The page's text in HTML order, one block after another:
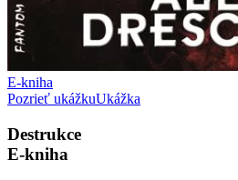
E-kniha
Pozrieť ukážkuUkážka
Destrukce
E-kniha